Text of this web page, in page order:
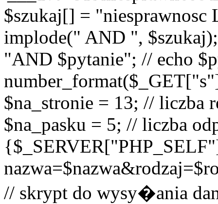
$szukaj[] =
implode(" AND ",
"AND $pytanie"; // echo
$na_stronie = 13; // liczba
$na_pasku = 5; // liczba
// skrypt do wysy�ania